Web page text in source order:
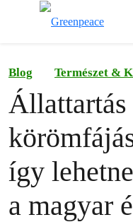
Blog Természet &
Állattartás
így
a magyar